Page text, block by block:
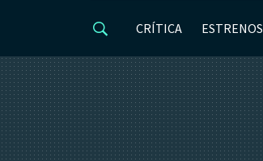
CRÍTICA ESTRENOS